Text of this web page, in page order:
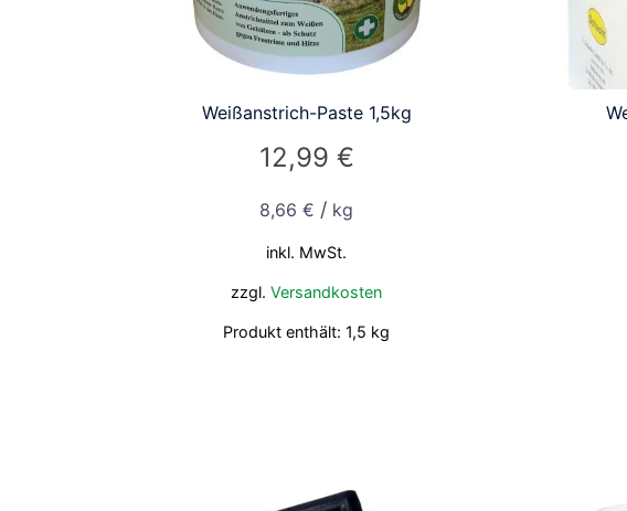
Weißanstrich-Paste 1,5kg
12,99 €
8,66€ / kg
inkl. MwSt.
zzgl.Versandkosten
Produkt enthält: 1,5 kg